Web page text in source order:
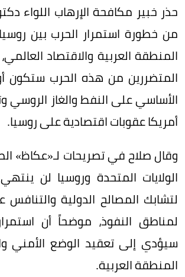
حذر خبير مكافحة الإرهاب اللواء
من خطورة استمرار الحرب بين
المنطقة العربية والاقتصاد
المتضررين من هذه الحرب ستكون
الأساسي على النفط والغاز الروسي
أمريكا عقوبات اقتصادية على روسيا.
وقال صلاح في تصريحات لـ«عكاظ»
الولايات المتحدة وروسيا لن
لتشابك المصالح الدولية
لمناطق النفوذ، موضحاً أن
سيؤدي إلى تعقيد الوضع الأمني
المنطقة العربية.